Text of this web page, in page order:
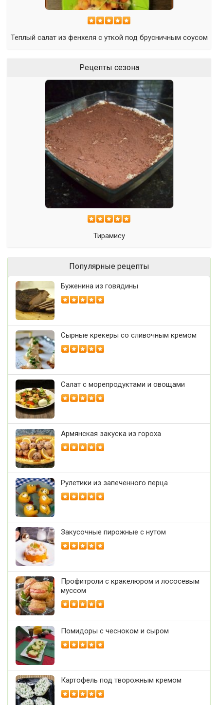
Теплый салат из фенхеля с уткой под брусничным соусом
Рецепты сезона
Тирамису
Популярные рецепты
Буженина из говядины
Сырные крекеры со сливочным кремом
Салат с морепродуктами и овощами
Армянская закуска из гороха
Рулетики из запеченного перца
Закусочные пирожные с нутом
Профитроли с кракелюром и лососевым
муссом
Помидоры с чесноком и сыром
Картофель под творожным кремом